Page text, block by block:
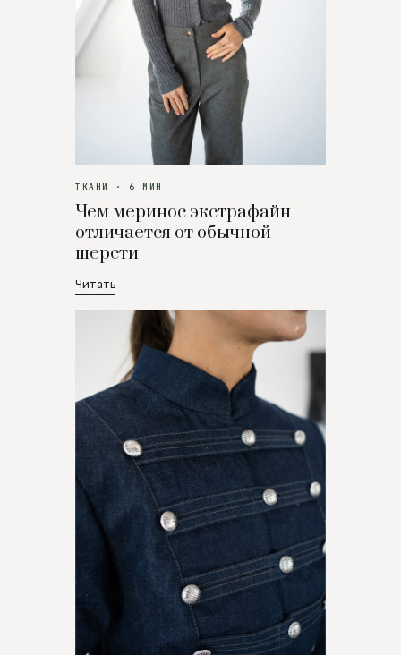
ТКАНИ · 6 МИН
Чем меринос экстрафайн
отличается от обычной
шерсти
Читать